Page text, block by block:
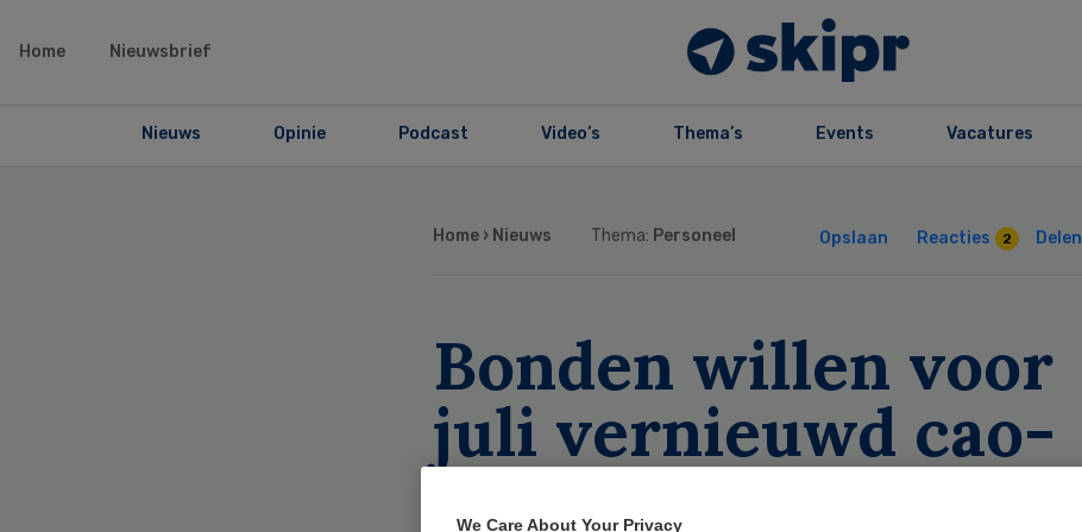
Home Nieuwsbrief
Nieuws Opinie Podcast Video’s Thema’s Events Vacatures
Home › Nieuws Thema: Personeel Opslaan Reacties 2 Delen
Bonden willen voor
juli vernieuwd cao-
akkoord in vvt
We Care About Your Privacy